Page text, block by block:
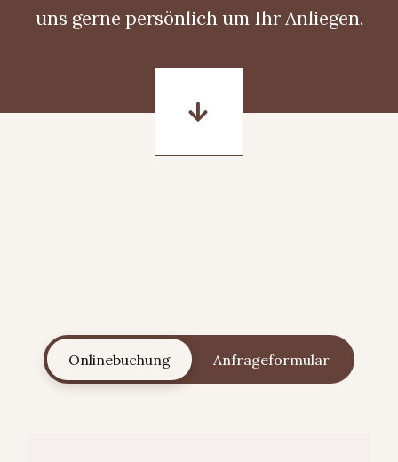
uns gerne persönlich um Ihr Anliegen.
Onlinebuchung Anfrageformular